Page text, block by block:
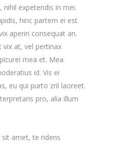
nihil expetendis in mei.
hinc partem ei est.
aperiri consequat an.
vix at, vel pertinax
mea et. Mea
id. Vis ei
eu qui purto zril laoreet.
pro, alia illum
amet, te ridens